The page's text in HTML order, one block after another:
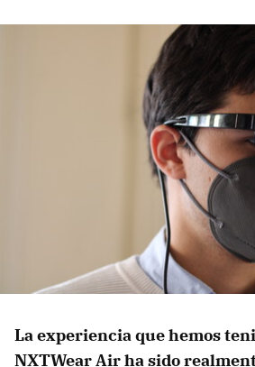
La experiencia que hemos
NXTWear Air ha sido